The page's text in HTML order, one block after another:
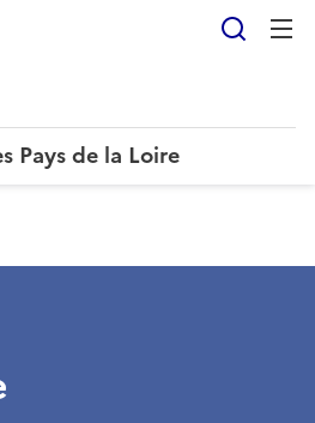
Pays de la Loire